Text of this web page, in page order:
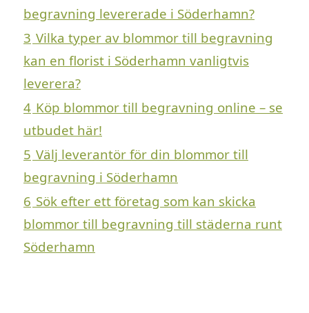
begravning levererade i Söderhamn?
3 Vilka typer av blommor till begravning
kan en florist i Söderhamn vanligtvis
leverera?
4 Köp blommor till begravning online – se
utbudet här!
5 Välj leverantör för din blommor till
begravning i Söderhamn
6 Sök efter ett företag som kan skicka
blommor till begravning till städerna runt
Söderhamn